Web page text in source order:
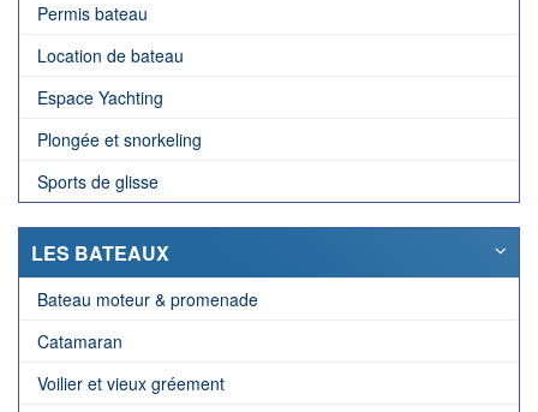
Permis bateau
Location de bateau
Espace Yachting
Plongée et snorkeling
Sports de glisse
LES BATEAUX
Bateau moteur & promenade
Catamaran
Voilier et vieux gréement